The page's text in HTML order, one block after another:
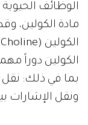
الوظائف
مادة الكولين،
الكولين دوراً
بما في ذلك: نقل
ونقل الإشارات